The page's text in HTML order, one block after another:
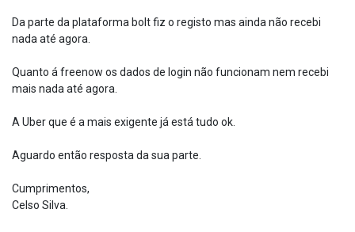
Da parte da plataforma bolt fiz o registo mas ainda não recebi
nada até agora.
Quanto á freenow os dados de login não funcionam nem recebi
mais nada até agora.
A Uber que é a mais exigente já está tudo ok.
Aguardo então resposta da sua parte.
Cumprimentos,
Celso Silva.